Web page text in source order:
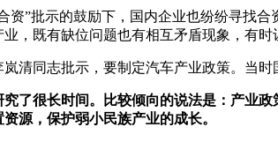
资”批示的鼓励下，国内企业也纷纷寻找
，既有缺位问题也有相互矛盾现象，有时
清同志批示，要制定汽车产业政策。当
了很长时间。比较倾向的说法是：产业
源，保护弱小民族产业的成长。